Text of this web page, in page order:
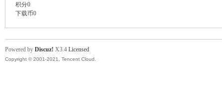
积分0
下载币0
Powered by Discuz! X3.4 Licensed
Copyright © 2001-2021, Tencent Cloud.